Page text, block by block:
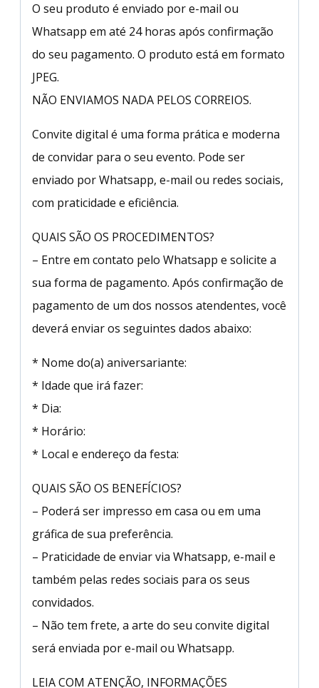
O seu produto é enviado por e-mail ou
Whatsapp em até 24 horas após confirmação
do seu pagamento. O produto está em formato
JPEG.
NÃO ENVIAMOS NADA PELOS CORREIOS.
Convite digital é uma forma prática e moderna
de convidar para o seu evento. Pode ser
enviado por Whatsapp, e-mail ou redes sociais,
com praticidade e eficiência.
QUAIS SÃO OS PROCEDIMENTOS?
– Entre em contato pelo Whatsapp e solicite a
sua forma de pagamento. Após confirmação de
pagamento de um dos nossos atendentes, você
deverá enviar os seguintes dados abaixo:
* Nome do(a) aniversariante:
* Idade que irá fazer:
* Dia:
* Horário:
* Local e endereço da festa:
QUAIS SÃO OS BENEFÍCIOS?
– Poderá ser impresso em casa ou em uma
gráfica de sua preferência.
– Praticidade de enviar via Whatsapp, e-mail e
também pelas redes sociais para os seus
convidados.
– Não tem frete, a arte do seu convite digital
será enviada por e-mail ou Whatsapp.
LEIA COM ATENÇÃO, INFORMAÇÕES